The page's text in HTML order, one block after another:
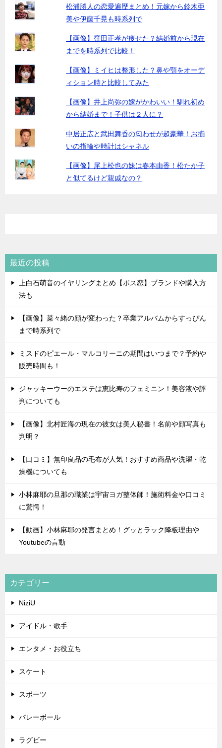
松浦勝人の恋愛遍歴まとめ！元嫁から鈴木亜
美や伊藤千晃も時系列で
【画像】窪田正孝が痩せた？結婚前から現在
までを時系列で比較！
【画像】ミイヒは整形した？鼻や顎をオーデ
ィション時と比較してみた
【画像】井上尚弥の嫁がかわいい！馴れ初め
から結婚まで！子供は２人に？
中居正広と武田舞香の匂わせが超豪華！お揃
いの指輪や時計はシャネル
【画像】尾上松也の妹は春本由香！松たか子
と似てるけど親戚なの？
最近の投稿
上白石萌音のイヤリングまとめ【ボス恋】ブランドや購入方
法も
【画像】菜々緒の顔が変わった？卒業アルバムからすっぴん
まで時系列で
ミスドのピエール・マルコリーニの期間はいつまで？予約や
販売時間も！
ジャッキーウーのエステは恵比寿のフェミニン！美容液や評
判についても
【画像】北村匠海の現在の彼女は美人秘書！名前や顔写真も
判明？
【口コミ】無印良品の毛布が人気！おすすめ商品や洗濯・乾
燥機についても
小林麻耶の旦那の職業は宇宙ヨガ整体師！施術料金や口コミ
に驚愕！
【動画】小林麻耶の発言まとめ！グッとラック降板理由や
Youtubeの言動
カテゴリー
NiziU
アイドル・歌手
エンタメ・お役立ち
スケート
スポーツ
バレーボール
ラグビー